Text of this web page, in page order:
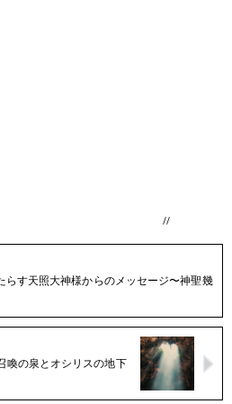
//
らす天照大神様からのメッセージ〜神聖幾
の泉とオシリスの地下